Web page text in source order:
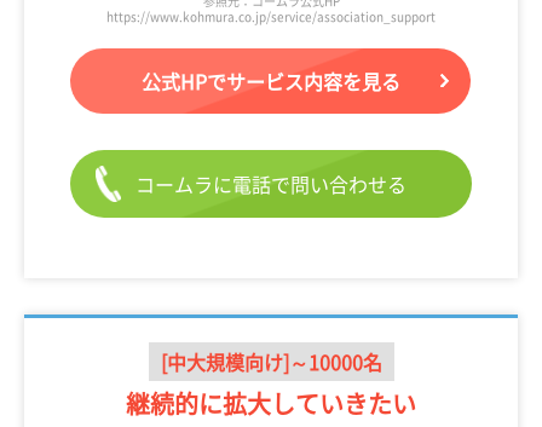
https://www.kohmura.co.jp/service/association_support
公式HPでサービス内容を見る
コームラに電話で問い合わせる
[中大規模向け]～10000名
継続的に拡大していきたい